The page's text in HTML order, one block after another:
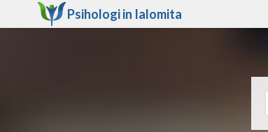
Psihologi in Ialomita